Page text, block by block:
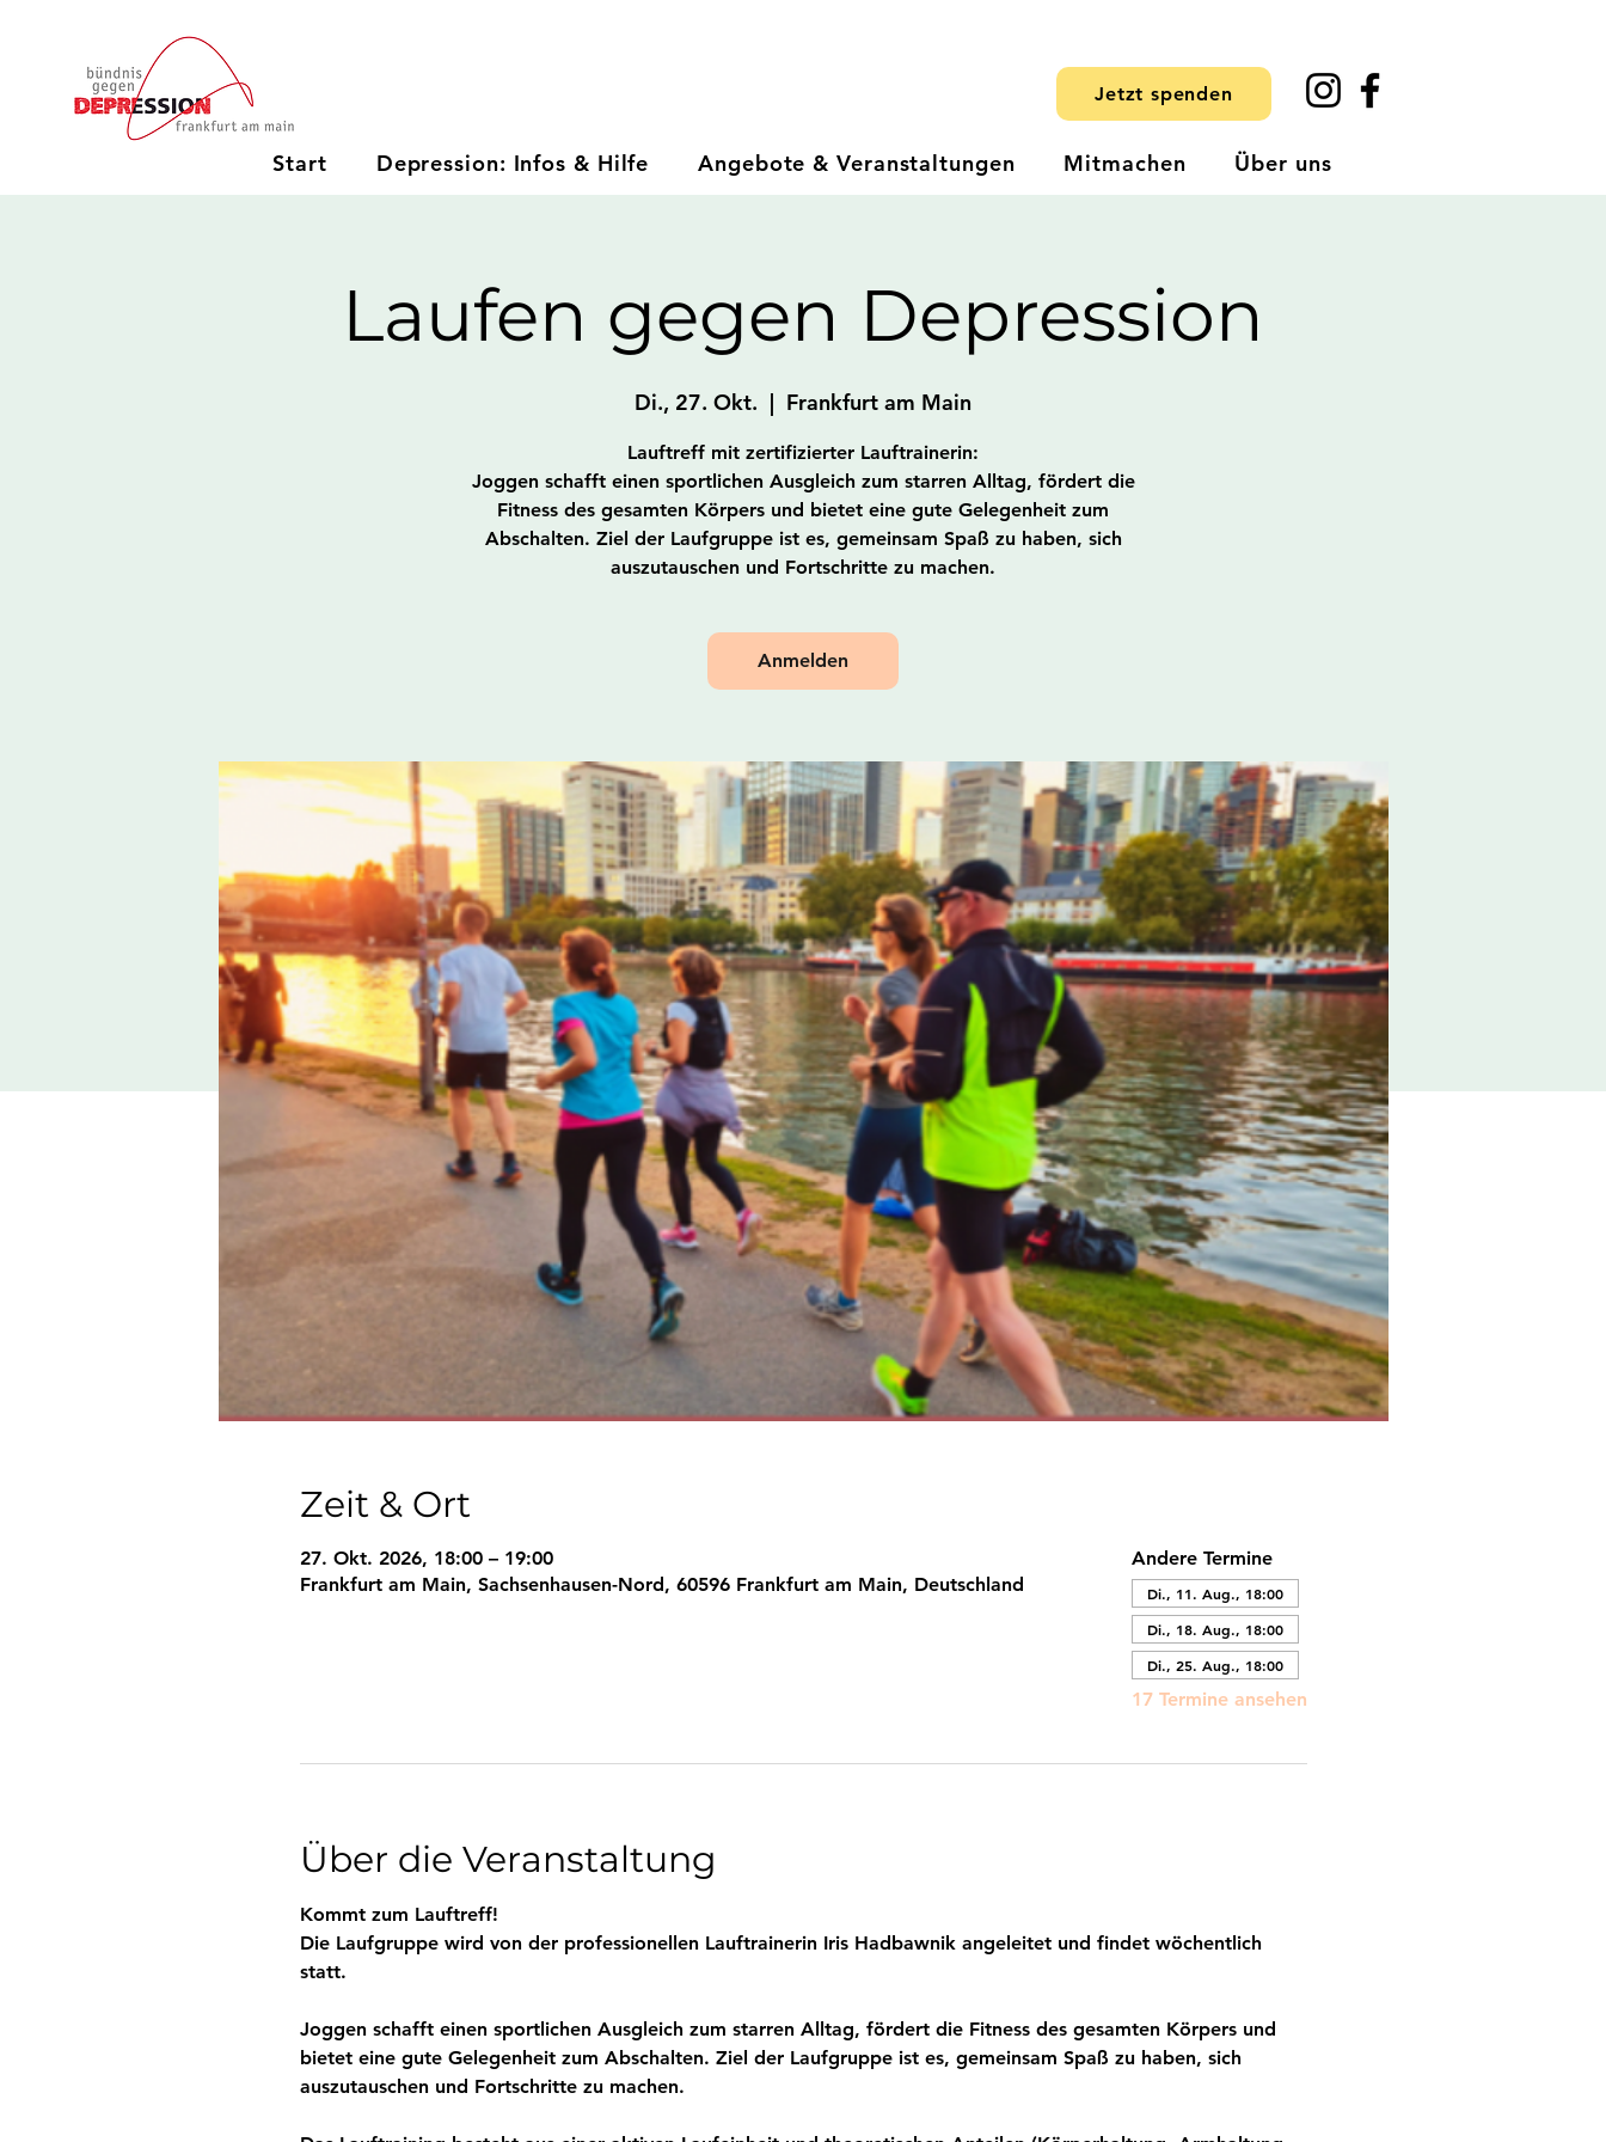
Jetzt spenden
Start Depression: Infos & Hilfe Angebote & Veranstaltungen Mitmachen Über uns
Laufen gegen Depression
Di., 27. Okt.
  |
Frankfurt am Main
Lauftreff mit zertifizierter Lauftrainerin:
Joggen schafft einen sportlichen Ausgleich zum starren Alltag, fördert die
Fitness des gesamten Körpers und bietet eine gute Gelegenheit zum
Abschalten. Ziel der Laufgruppe ist es, gemeinsam Spaß zu haben, sich
auszutauschen und Fortschritte zu machen.
Anmelden
Zeit & Ort
27. Okt. 2026, 18:00 – 19:00
Frankfurt am Main, Sachsenhausen-Nord, 60596 Frankfurt am Main, Deutschland
Andere Termine
Di., 11. Aug., 18:00
Di., 18. Aug., 18:00
Di., 25. Aug., 18:00
17 Termine ansehen
Über die Veranstaltung
Kommt zum Lauftreff!
Die Laufgruppe wird von der professionellen Lauftrainerin Iris Hadbawnik angeleitet und findet wöchentlich
statt.
Joggen schafft einen sportlichen Ausgleich zum starren Alltag, fördert die Fitness des gesamten Körpers und
bietet eine gute Gelegenheit zum Abschalten. Ziel der Laufgruppe ist es, gemeinsam Spaß zu haben, sich
auszutauschen und Fortschritte zu machen.